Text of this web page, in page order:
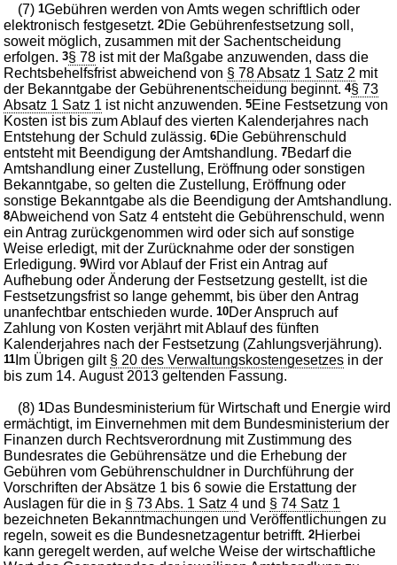
(7)1Gebühren werden von Amts wegen schriftlich oder
elektronisch festgesetzt.2Die Gebührenfestsetzung soll,
soweit möglich, zusammen mit der Sachentscheidung
erfolgen.3§ 78 ist mit der Maßgabe anzuwenden, dass die
Rechtsbehelfsfrist abweichend von § 78 Absatz 1 Satz 2 mit
der Bekanntgabe der Gebührenentscheidung beginnt.4§ 73
Absatz 1 Satz 1 ist nicht anzuwenden.5Eine Festsetzung von
Kosten ist bis zum Ablauf des vierten Kalenderjahres nach
Entstehung der Schuld zulässig.6Die Gebührenschuld
entsteht mit Beendigung der Amtshandlung.7Bedarf die
Amtshandlung einer Zustellung, Eröffnung oder sonstigen
Bekanntgabe, so gelten die Zustellung, Eröffnung oder
sonstige Bekanntgabe als die Beendigung der Amtshandlung.
8Abweichend von Satz 4 entsteht die Gebührenschuld, wenn
ein Antrag zurückgenommen wird oder sich auf sonstige
Weise erledigt, mit der Zurücknahme oder der sonstigen
Erledigung.9Wird vor Ablauf der Frist ein Antrag auf
Aufhebung oder Änderung der Festsetzung gestellt, ist die
Festsetzungsfrist so lange gehemmt, bis über den Antrag
unanfechtbar entschieden wurde.10Der Anspruch auf
Zahlung von Kosten verjährt mit Ablauf des fünften
Kalenderjahres nach der Festsetzung (Zahlungsverjährung).
11 Im Übrigen gilt § 20 des Verwaltungskostengesetzes in der
bis zum 14. August 2013 geltenden Fassung.
(8)1Das Bundesministerium für Wirtschaft und Energie wird
ermächtigt, im Einvernehmen mit dem Bundesministerium der
Finanzen durch Rechtsverordnung mit Zustimmung des
Bundesrates die Gebührensätze und die Erhebung der
Gebühren vom Gebührenschuldner in Durchführung der
Vorschriften der Absätze 1 bis 6 sowie die Erstattung der
Auslagen für die in § 73 Abs. 1 Satz 4 und § 74 Satz 1
bezeichneten Bekanntmachungen und Veröffentlichungen zu
regeln, soweit es die Bundesnetzagentur betrifft.2Hierbei
kann geregelt werden, auf welche Weise der wirtschaftliche